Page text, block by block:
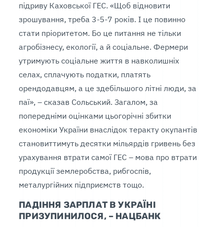
підриву Каховської ГЕС. «Щоб відновити
зрошування, треба 3-5-7 років. І це повинно
стати пріоритетом. Бо це питання не тільки
агробізнесу, екології, а й соціальне. Фермери
утримують соціальне життя в навколишніх
селах, сплачують податки, платять
орендодавцям, а це здебільшого літні люди, за
паї», – сказав Сольський. Загалом, за
попередніми оцінками цьогорічні збитки
економіки України внаслідок теракту окупантів
становиттимуть десятки мільярдів гривень без
урахування втрати самої ГЕС – мова про втрати
продукції землеробства, рибгоспів,
металургійних підприємств тощо.
ПАДІННЯ ЗАРПЛАТ В УКРАЇНІ
ПРИЗУПИНИЛОСЯ, – НАЦБАНК